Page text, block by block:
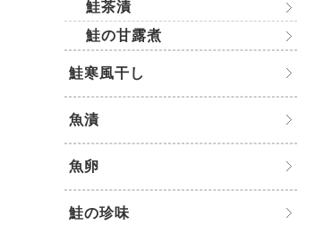
鮭茶漬
鮭の甘露煮
鮭寒風干し
魚漬
魚卵
鮭の珍味